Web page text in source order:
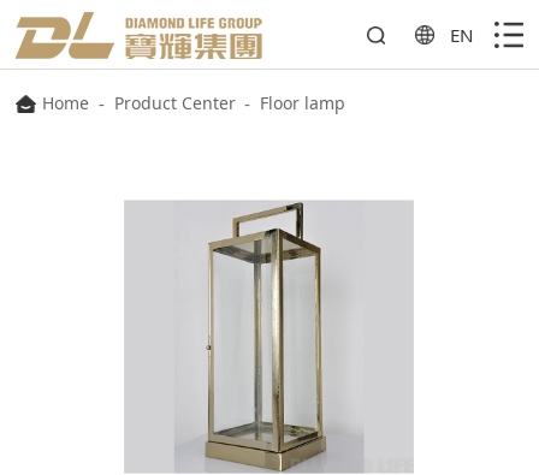
EN
Home - Product Center - Floor lamp